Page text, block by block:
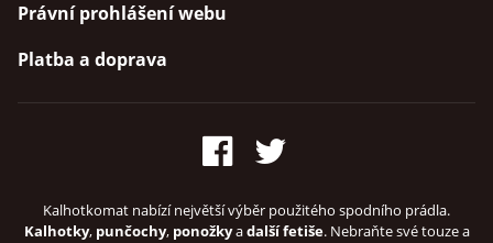
Právní prohlášení webu
Platba a doprava
Kalhotkomat nabízí největší výběr použitého spodního prádla.
Kalhotky, punčochy, ponožkyadalší fetiše. Nebraňte své touze a